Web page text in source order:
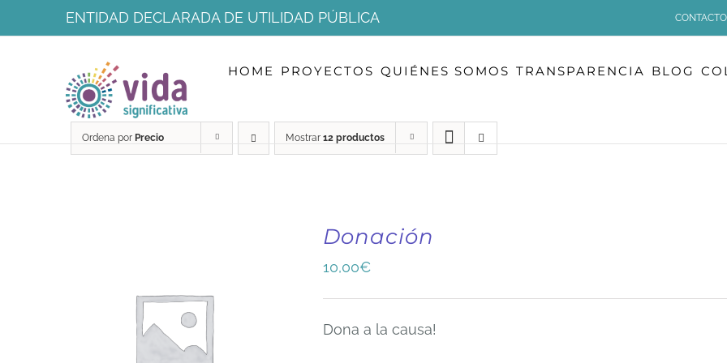
ENTIDAD DECLARADA DE UTILIDAD PÚBLICA CONTACTO
HOME PROYECTOS QUIÉNES SOMOS TRANSPARENCIA BLOG
Ordena por Precio Mostrar 12 productos
Donación
10,00€
Dona a la causa!